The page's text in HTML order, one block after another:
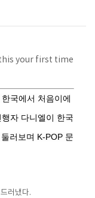
this your first time
국에서 처음이에
자 다니엘이 한국
러보며 K-POP 문
러냈다.